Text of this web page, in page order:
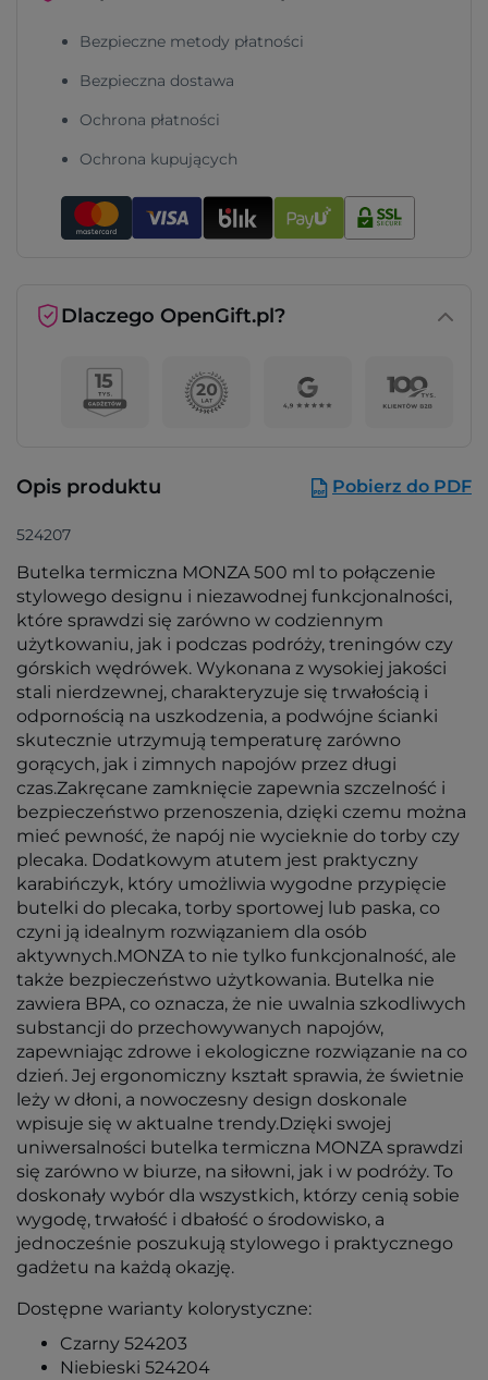
Bezpieczne metody płatności
Bezpieczna dostawa
Ochrona płatności
Ochrona kupujących
Dlaczego OpenGift.pl?
Opis produktu Pobierz do PDF
524207
Butelka termiczna MONZA 500 ml to połączenie
stylowego designu i niezawodnej funkcjonalności,
które sprawdzi się zarówno w codziennym
użytkowaniu, jak i podczas podróży, treningów czy
górskich wędrówek. Wykonana z wysokiej jakości
stali nierdzewnej, charakteryzuje się trwałością i
odpornością na uszkodzenia, a podwójne ścianki
skutecznie utrzymują temperaturę zarówno
gorących, jak i zimnych napojów przez długi
czas.Zakręcane zamknięcie zapewnia szczelność i
bezpieczeństwo przenoszenia, dzięki czemu można
mieć pewność, że napój nie wycieknie do torby czy
plecaka. Dodatkowym atutem jest praktyczny
karabińczyk, który umożliwia wygodne przypięcie
butelki do plecaka, torby sportowej lub paska, co
czyni ją idealnym rozwiązaniem dla osób
aktywnych.MONZA to nie tylko funkcjonalność, ale
także bezpieczeństwo użytkowania. Butelka nie
zawiera BPA, co oznacza, że nie uwalnia szkodliwych
substancji do przechowywanych napojów,
zapewniając zdrowe i ekologiczne rozwiązanie na co
dzień. Jej ergonomiczny kształt sprawia, że świetnie
leży w dłoni, a nowoczesny design doskonale
wpisuje się w aktualne trendy.Dzięki swojej
uniwersalności butelka termiczna MONZA sprawdzi
się zarówno w biurze, na siłowni, jak i w podróży. To
doskonały wybór dla wszystkich, którzy cenią sobie
wygodę, trwałość i dbałość o środowisko, a
jednocześnie poszukują stylowego i praktycznego
gadżetu na każdą okazję.
Dostępne warianty kolorystyczne:
Czarny 524203
Niebieski 524204